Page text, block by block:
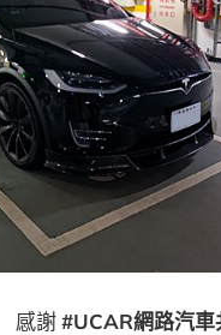
感謝#UCAR網路汽車